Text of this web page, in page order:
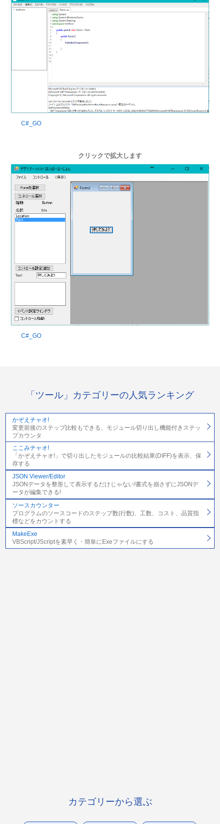
C#_GO
クリックで拡大します
C#_GO
「ツール」カテゴリーの人気ランキング
かぞえチャオ!
変更前後のステップ比較もできる、モジュール切り出し機能付きステッ
プカウンタ
ここみチャオ!
「かぞえチャオ!」で切り出したモジュールの比較結果(DIFF)を表示、保
存する
JSON Viewer/Editor
JSONデータを整形して表示するだけじゃない!書式を崩さずにJSONデ
ータが編集できる!
ソースカウンター
プログラムのソースコードのステップ数(行数)、工数、コスト、品質指
標などをカウントする
MakeExe
VBScript/JScriptを素早く・簡単にExeファイルにする
カテゴリーから選ぶ